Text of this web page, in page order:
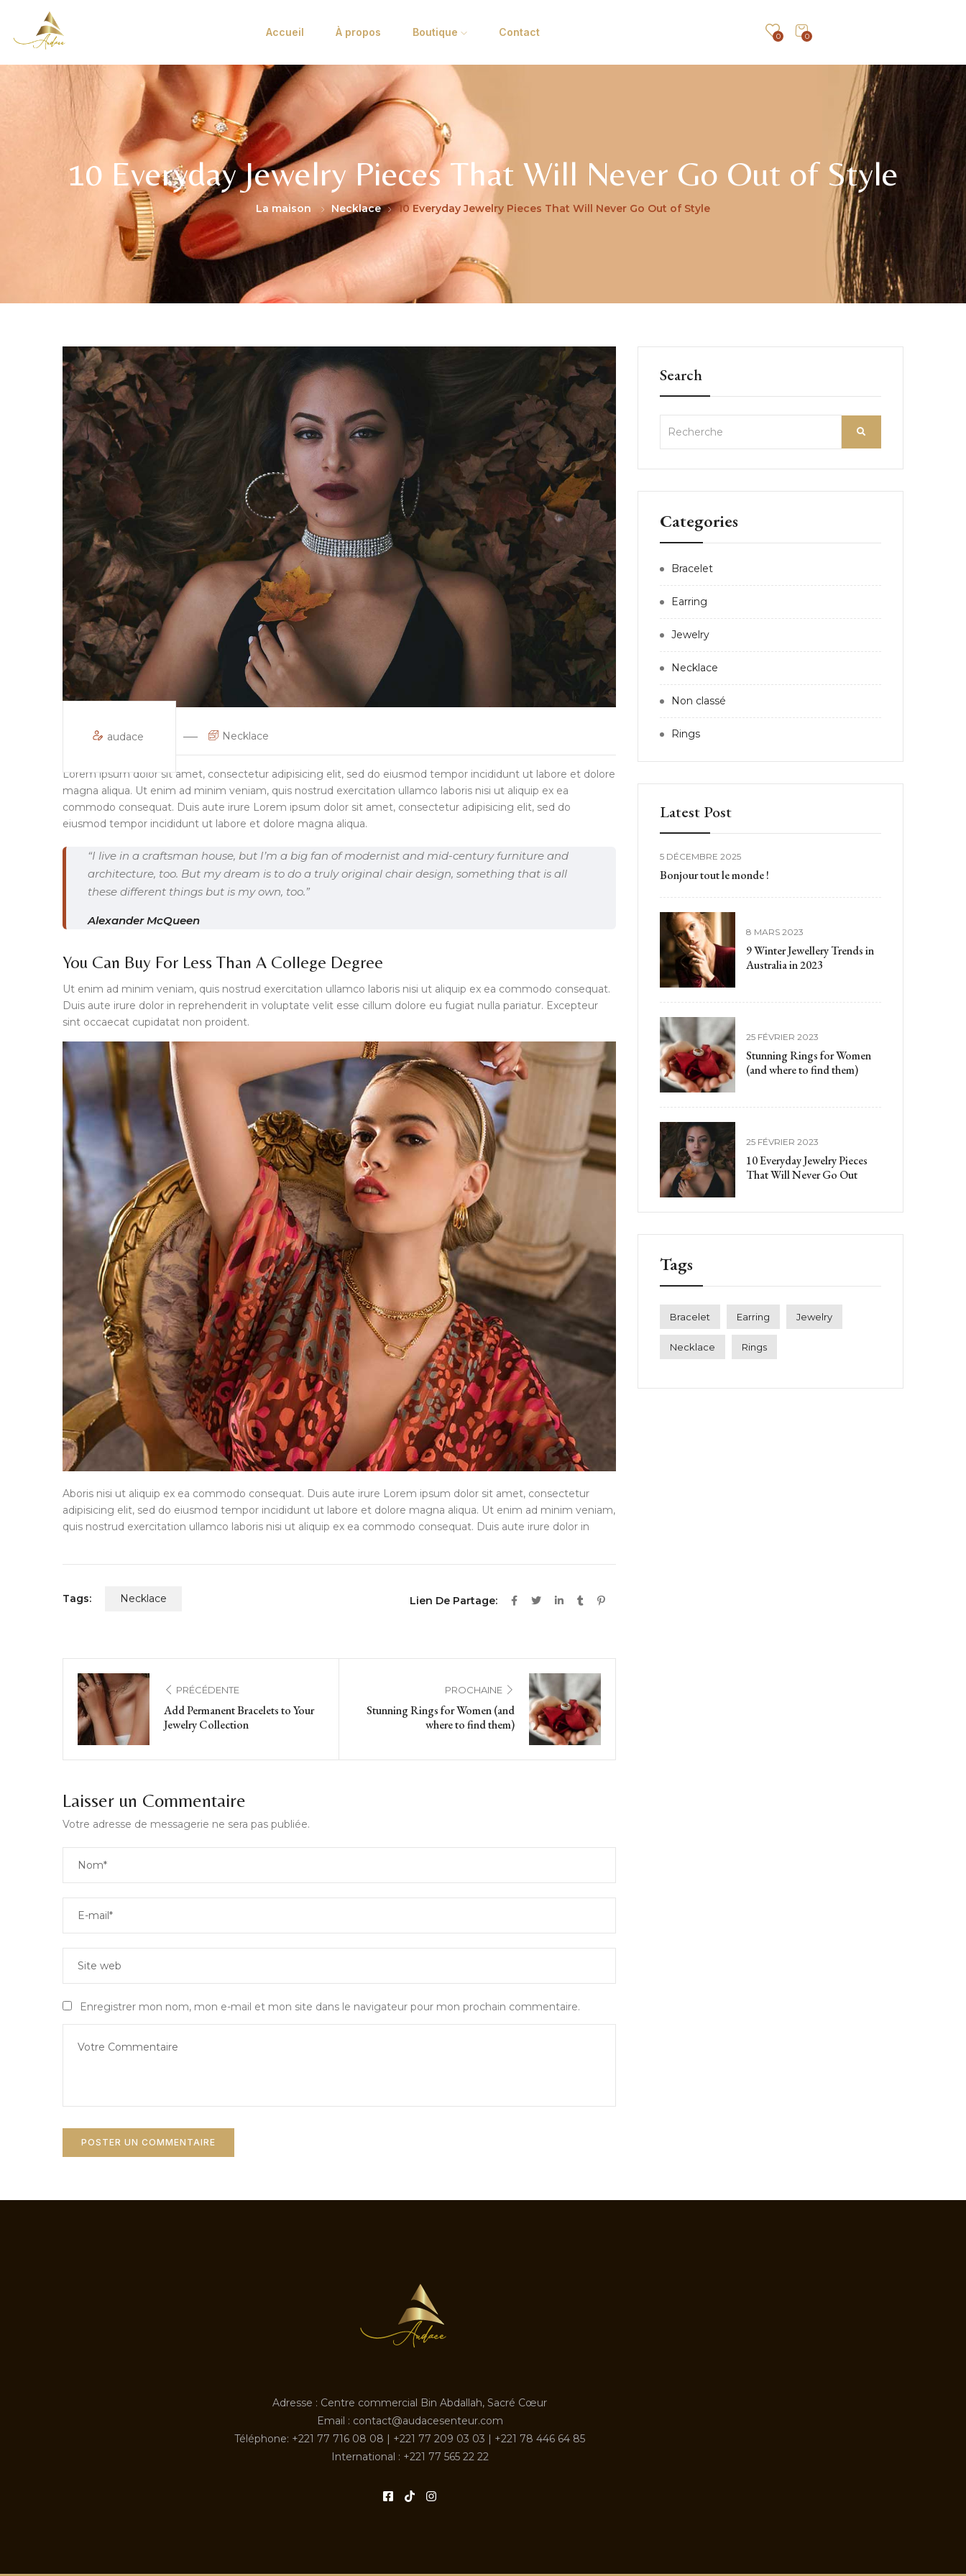
Accueil À propos Boutique Contact 0
0
10 Everyday Jewelry Pieces That Will Never Go Out of Style
La maison Necklace 10 Everyday Jewelry Pieces That Will Never Go Out of Style
audace Necklace
Lorem ipsum dolor sit amet, consectetur adipisicing elit, sed do eiusmod tempor incididunt ut labore et dolore
magna aliqua. Ut enim ad minim veniam, quis nostrud exercitation ullamco laboris nisi ut aliquip ex ea
commodo consequat. Duis aute irure Lorem ipsum dolor sit amet, consectetur adipisicing elit, sed do
eiusmod tempor incididunt ut labore et dolore magna aliqua.
“I live in a craftsman house, but I’m a big fan of modernist and mid-century furniture and
architecture, too. But my dream is to do a truly original chair design, something that is all
these different things but is my own, too.”
Alexander McQueen
You Can Buy For Less Than A College Degree
Ut enim ad minim veniam, quis nostrud exercitation ullamco laboris nisi ut aliquip ex ea commodo consequat.
Duis aute irure dolor in reprehenderit in voluptate velit esse cillum dolore eu fugiat nulla pariatur. Excepteur
sint occaecat cupidatat non proident.
Aboris nisi ut aliquip ex ea commodo consequat. Duis aute irure Lorem ipsum dolor sit amet, consectetur
adipisicing elit, sed do eiusmod tempor incididunt ut labore et dolore magna aliqua. Ut enim ad minim veniam,
quis nostrud exercitation ullamco laboris nisi ut aliquip ex ea commodo consequat. Duis aute irure dolor in
Tags: Necklace Lien De Partage:
PRÉCÉDENTE
Add Permanent Bracelets to Your
Jewelry Collection
PROCHAINE
Stunning Rings for Women (and
where to find them)
Laisser un Commentaire
Votre adresse de messagerie ne sera pas publiée.
Enregistrer mon nom, mon e-mail et mon site dans le navigateur pour mon prochain commentaire.
Search
Categories
Bracelet
Earring
Jewelry
Necklace
Non classé
Rings
Latest Post
5 DÉCEMBRE 2025
Bonjour tout le monde !
8 MARS 2023
9 Winter Jewellery Trends in
Australia in 2023
25 FÉVRIER 2023
Stunning Rings for Women
(and where to find them)
25 FÉVRIER 2023
10 Everyday Jewelry Pieces
That Will Never Go Out
Tags
Bracelet Earring Jewelry
Necklace Rings
Adresse : Centre commercial Bin Abdallah, Sacré Cœur
Email : contact@audacesenteur.com
Téléphone: +221 77 716 08 08 | +221 77 209 03 03 | +221 78 446 64 85
International : +221 77 565 22 22